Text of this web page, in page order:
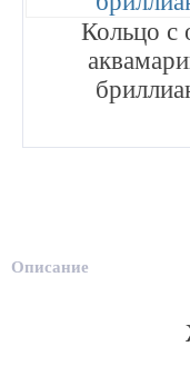
Кольцо с
Описание